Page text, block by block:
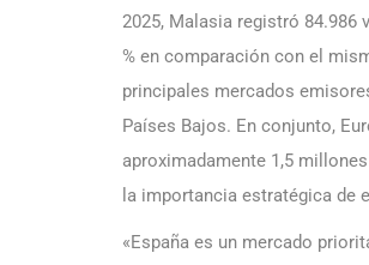
2025, Malasia registró 84.986
% en comparación con el
principales mercados
Países Bajos. En conjunto,
aproximadamente 1,5
la importancia estratégica de
«España es un mercado